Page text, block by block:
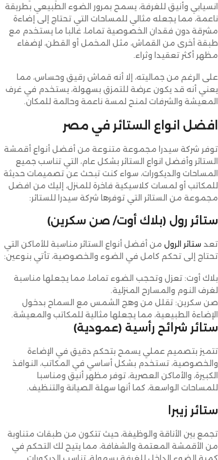
انسيابي وأنيق للغرفة، يسمح بمرور الضوء الطبيعي بطريقة
ناعمة، مما يجعله مثالي للمساحات التي تحتاج إلى إضاءة
مشرقة دون فقدان الخصوصية تماما، غالبا ما يستخدم مع
طبقة أخرى من القماش، مثل المخمل أو القطن، لإضفاء
مظهر أكثر تعقيدا وثراء.
على الرغم من جماليته، إلا أنه قماش رقيق وحساس، مما
يعني أنه قد يكون عرضة للتمزق بسهولة، يستخدم في غرف
المعيشة والشرفات لمنح لمسة ناعمة وحالمة للمكان.
افضل انواع الستائر في مصر
توفر شركة سيدرا مجموعة متنوعة من أفضل أنواع أقمشة
الستائر وأفضل انواع الستائر بشكل عام، التي تناسب جميع
المساحات والديكورات، سواء كنت تبحث عن تصميمات حديثة
للمكاتب أو لمسات كلاسيكية فاخرة للمنزل، إليك من افضل
مجموعة من الستائر التي توفرها شركة سيدرا للستائر:
ستائر رول (بلاك أوت/ صن سكرين)
تعد ستائر الرول من أفضل أنواع الستائر مناسبة للأماكن التي
تحتاج إلى تحكم كامل في الضوء والخصوصية، تأتي بنوعين:
بلاك أوت: تعزل وتحجب الضوء تماما، مما يجعلها مناسبة
لغرف النوم والمسارح المنزلية.
صن سكرين: تقلل من وهج الشمس مع السماح بدخول
الإضاءة الطبيعية، مما يجعلها مثالية للمكاتب والمعيشة.
ستائر شرائح رأسية (عمودية)
تتميز بتصميم عملي يسمح بتحكم دقيق في الإضاءة
والخصوصية، تستخدم بشكل أساسي في المكاتب، النوافذ
الكبيرة، والأماكن العصرية، توفر مظهر أنيق ومناسبا
للمساحات الواسعة، كما أنها سهلة الصيانة والتنظيف.
ستائر زيبرا
تجمع بين الأناقة والوظيفة، حيث تتكون من طبقات متناوبة
من الأقمشة المعتمة والشفافة، مما يتيح لك التحكم في
كمية الضوء الداخل للغرفة بسهولة، تناسب الديكورات